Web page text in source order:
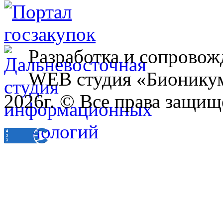
Разработка и
WEB студия
2026г. © Все права